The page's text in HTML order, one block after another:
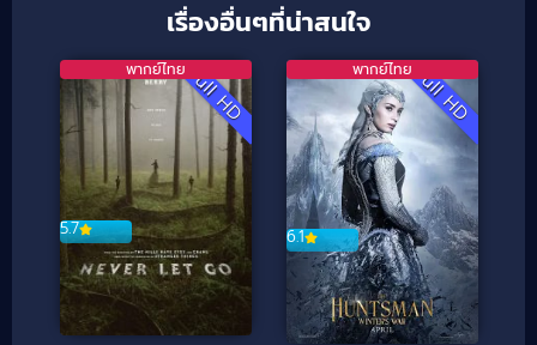
เรื่องอื่นๆที่น่าสนใจ
Full HD
5.7
พากย์ไทย Full HD
6.1
พากย์ไทย